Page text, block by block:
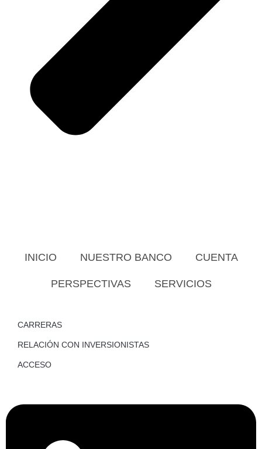
INICIO NUESTRO BANCO CUENTA
PERSPECTIVAS SERVICIOS
CARRERAS
RELACIÓN CON INVERSIONISTAS
ACCESO